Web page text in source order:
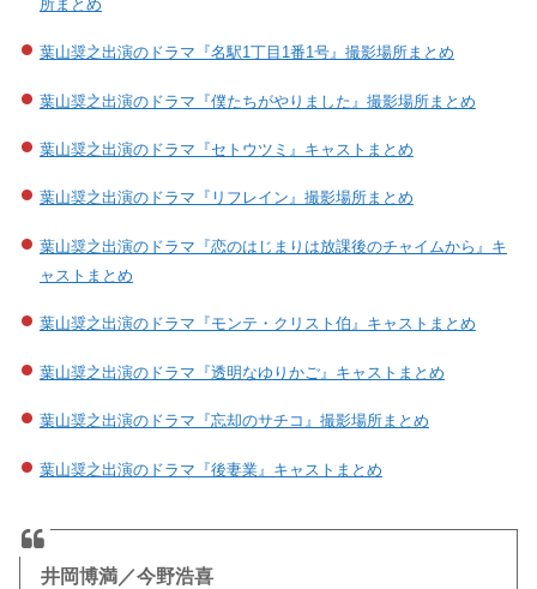
所まとめ
葉山奨之出演のドラマ『名駅1丁目1番1号』撮影場所まとめ
葉山奨之出演のドラマ『僕たちがやりました』撮影場所まとめ
葉山奨之出演のドラマ『セトウツミ』キャストまとめ
葉山奨之出演のドラマ『リフレイン』撮影場所まとめ
葉山奨之出演のドラマ『恋のはじまりは放課後のチャイムから』キ
ャストまとめ
葉山奨之出演のドラマ『モンテ・クリスト伯』キャストまとめ
葉山奨之出演のドラマ『透明なゆりかご』キャストまとめ
葉山奨之出演のドラマ『忘却のサチコ』撮影場所まとめ
葉山奨之出演のドラマ『後妻業』キャストまとめ
井岡博満／今野浩喜